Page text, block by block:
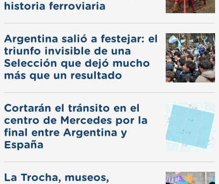
historia ferroviaria
Argentina salió a festejar: el
triunfo invisible de una
Selección que dejó mucho
más que un resultado
Cortarán el tránsito en el
centro de Mercedes por la
final entre Argentina y
España
La Trocha, museos,